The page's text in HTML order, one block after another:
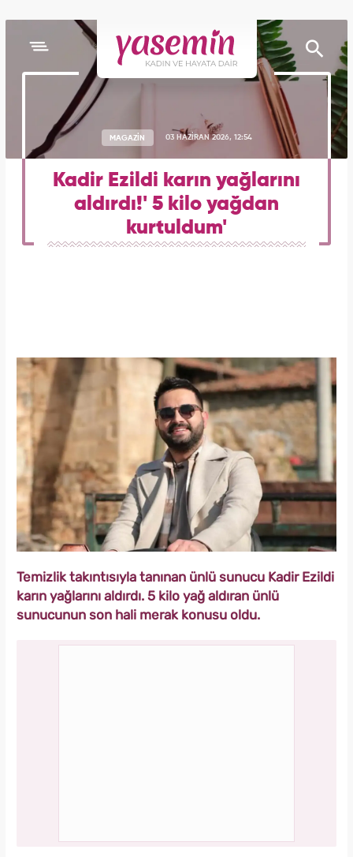
MAGAZİN 03 HAZİRAN 2026, 12:54
Kadir Ezildi karın yağlarını
aldırdı!' 5 kilo yağdan
kurtuldum'
Temizlik takıntısıyla tanınan ünlü sunucu Kadir Ezildi
karın yağlarını aldırdı. 5 kilo yağ aldıran ünlü
sunucunun son hali merak konusu oldu.